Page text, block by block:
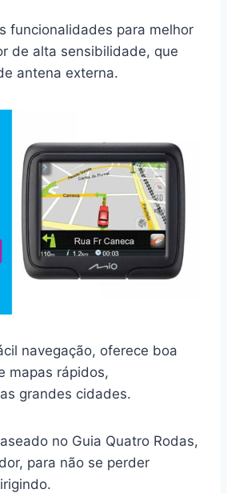
funcionalidades para melhor
de alta sensibilidade, que
antena externa.
navegação, oferece boa
mapas rápidos,
grandes cidades.
no Guia Quatro Rodas,
para não se perder